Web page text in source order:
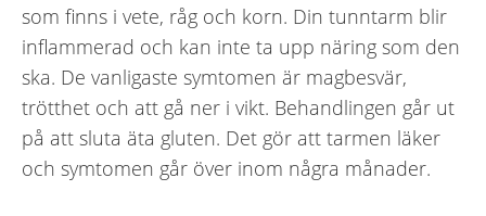
som finns i vete, råg och korn. Din tunntarm blir
inflammerad och kan inte ta upp näring som den
ska. De vanligaste symtomen är magbesvär,
trötthet och att gå ner i vikt. Behandlingen går ut
på att sluta äta gluten. Det gör att tarmen läker
och symtomen går över inom några månader.